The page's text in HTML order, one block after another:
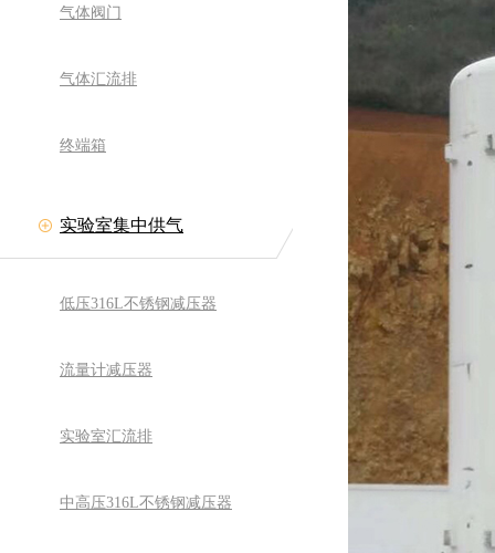
气体阀门
气体汇流排
终端箱
实验室集中供气
低压316L不锈钢减压器
流量计减压器
实验室汇流排
中高压316L不锈钢减压器